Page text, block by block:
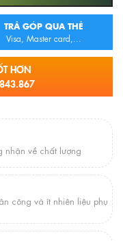
TRẢ GÓP QUA THẺ
Visa, Master card,...
HƠN
nhận về chất lượng
công và ít nhiên liệu phụ